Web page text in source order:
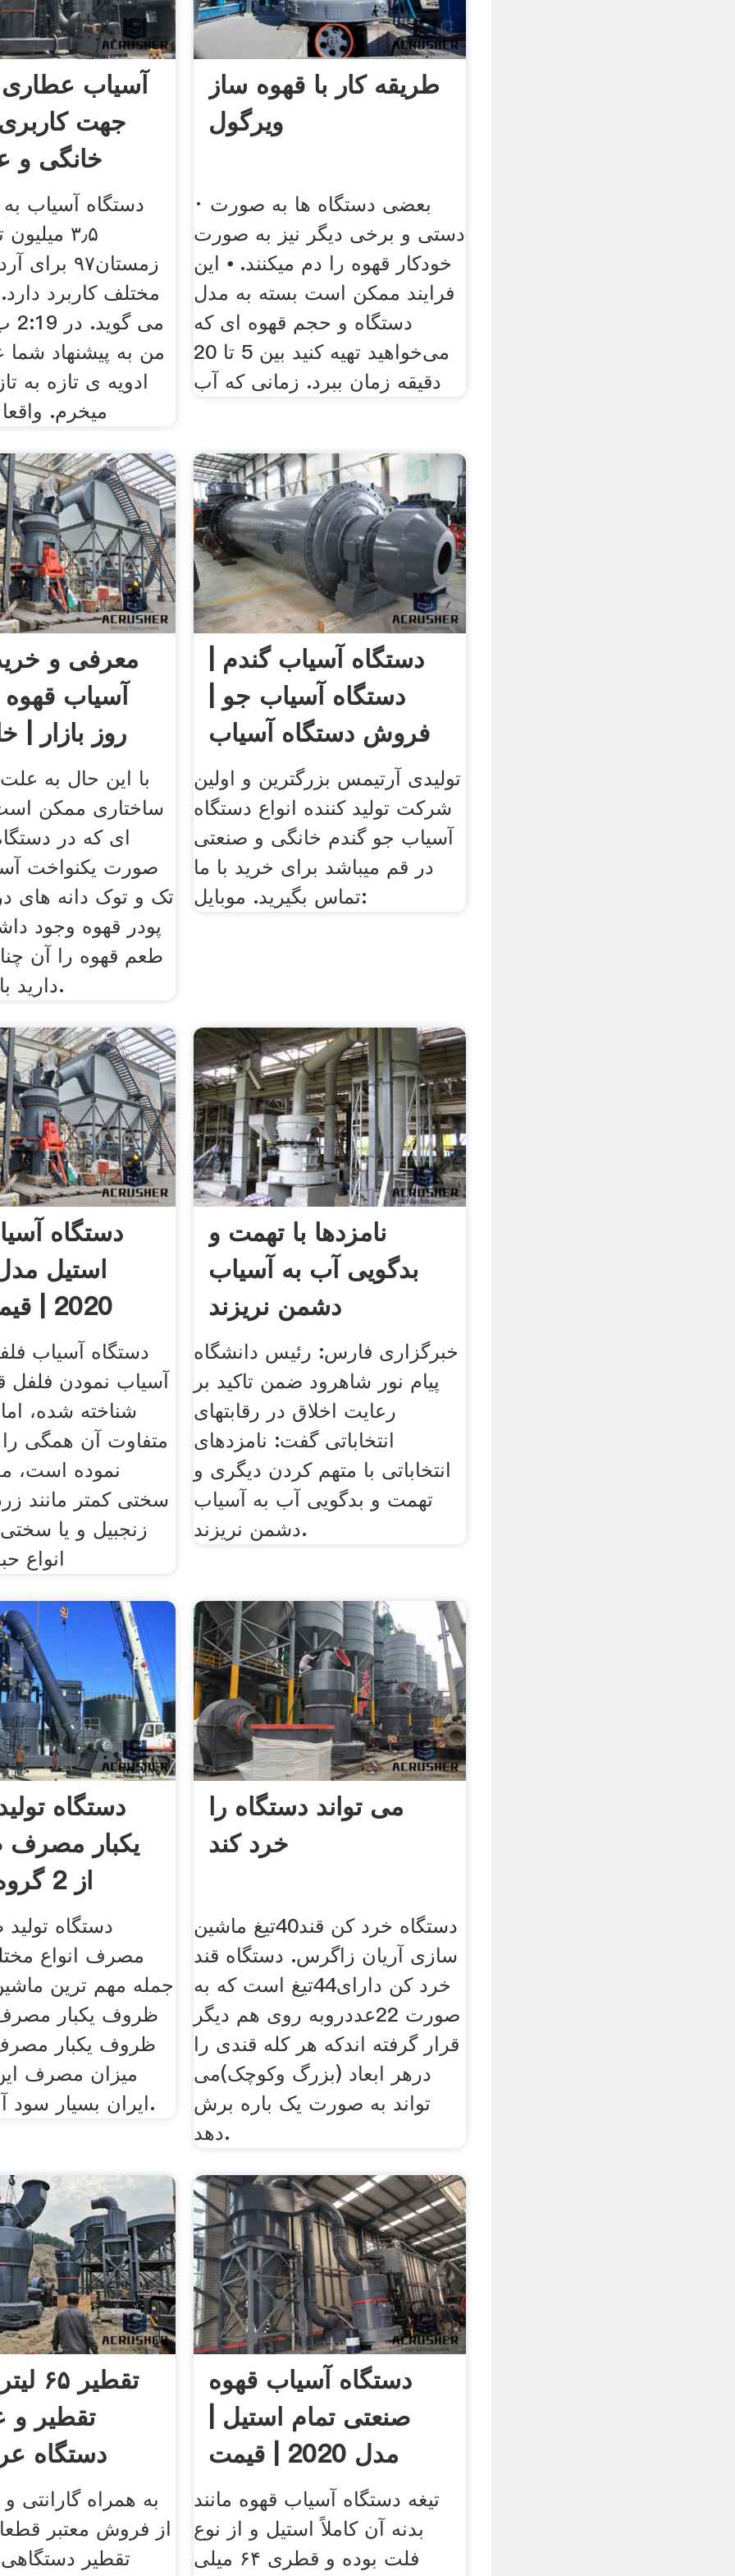
آسیاب
خانگی و
دستگاه آسیاب
۳٫۵
زمستان۹۷
مختلف کاربرد
من به پیشنهاد
ادویه ی تازه به
میخرم.
طریقه کار با قهوه ساز
ویرگول
· بعضی دستگاه ها به صورت
دستی و برخی دیگر نیز به صورت
خودکار قهوه را دم میکنند. ⦁ این
فرایند ممکن است بسته به مدل
دستگاه و حجم قهوه ای که
می‌خواهید تهیه کنید بین 5 تا 20
دقیقه زمان ببرد. زمانی که آب
معرفی و
آسیاب
روز بازار |
با این حال به
ساختاری ممکن
ای که در
صورت یکنواخت
تک و توک دانه های
پودر قهوه وجود
طعم قهوه را آن
دارید با کیفیت نکند.
دستگاه آسیاب گندم |
دستگاه آسیاب جو |
فروش دستگاه آسیاب
تولیدی آرتیمس بزرگترین و اولین
شرکت تولید کننده انواع دستگاه
آسیاب جو گندم خانگی و صنعتی
در قم میباشد برای خرید با ما
تماس بگیرید. موبایل:
دستگاه
استیل
دستگاه آسیاب
آسیاب نمودن فلفل
شناخته شده،
متفاوت آن همگی
نموده است،
سختی کمتر مانند
زنجبیل و یا سختی
انواع
نامزدها با تهمت و
بدگویی آب به آسیاب
دشمن نریزند
خبرگزاری فارس: رئیس دانشگاه
پیام نور شاهرود ضمن تاکید بر
رعایت اخلاق در رقابت‏های
انتخاباتی گفت: نامزدهای
انتخاباتی با متهم کردن دیگری و
تهمت و بدگویی آب به آسیاب
دشمن نریزند.
دستگاه
از 2 گروه صنعتی
دستگاه
مصرف انواع
جمله مهم ترین
ظروف یکبار
ظروف یکبار
میزان مصرف
ایران بسیار سود آور می باشد.
می تواند دستگاه را
خرد کند
دستگاه خرد کن قند40تیغ ماشین
سازی آریان زاگرس. دستگاه قند
خرد کن دارای44تیغ است که به
صورت 22عددروبه روی هم دیگر
قرار گرفته اندکه هر کله قندی را
درهر ابعاد (بزرگ وکوچک)می
تواند به صورت یک باره برش
دهد.
تقطیر و
دستگاه
به همراه
از فروش معتبر
تقطیر
دستگاه آسیاب قهوه
صنعتی تمام استیل |
مدل 2020 | قیمت
فروش
تیغه دستگاه آسیاب قهوه مانند
بدنه آن کاملاً استیل و از نوع
فلت بوده و قطری ۶۴ میلی